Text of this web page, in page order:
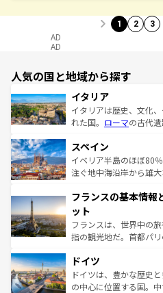
1 2 3
AD
AD
人気の国と地域から探す
イタリア
イタリアは歴史、文化
れた国。 ローマの古代
ろん、トスカーナの美
景など、自然景観も見
ピザやパスタなど、絶
ませてくれるイタリア
なお、新着のイタリア情
しい。
スペイン
イベリア半島のほぼ80
注ぐ地中海沿岸から雄
文化が根付くこの国で
れる闘牛、そして美味
る。首都マドリードの
アートに溢れた街角か
せる。地方によって風
ンテンツ一覧を参照し
フランスの基本情報
ット
フランスは、世界中の
指の観光地だ。首都パ
で、幅広い魅力が詰ま
聖堂、美しいビーチ、
から魅了する。また、
ドイツ
ドイツは、豊かな歴史
の中心に位置する国。